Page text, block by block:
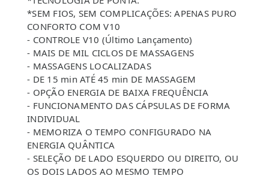
*SEM FIOS, SEM COMPLICAÇÕES: APENAS PURO
CONFORTO COM V10
- CONTROLE V10 (Último Lançamento)
- MAIS DE MIL CICLOS DE MASSAGENS
- MASSAGENS LOCALIZADAS
- DE 15 min ATÉ 45 min DE MASSAGEM
- OPÇÃO ENERGIA DE BAIXA FREQUÊNCIA
- FUNCIONAMENTO DAS CÁPSULAS DE FORMA
INDIVIDUAL
- MEMORIZA O TEMPO CONFIGURADO NA
ENERGIA QUÂNTICA
- SELEÇÃO DE LADO ESQUERDO OU DIREITO, OU
OS DOIS LADOS AO MESMO TEMPO